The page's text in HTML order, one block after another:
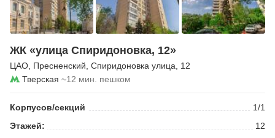
ЖК «улица Спиридоновка, 12»
ЦАО Пресненский Спиридоновка улица , 12
Тверская ~12 мин. пешком
Корпусов/секций
1/1
Этажей:
12